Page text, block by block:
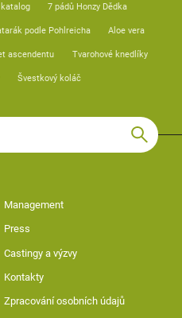
7 pádů Honzy Dědka
podle Pohlreicha Aloe vera
ascendentu Tvarohové knedlíky
Švestkový koláč
Management
Press
Castingy a výzvy
Kontakty
Zpracování osobních údajů